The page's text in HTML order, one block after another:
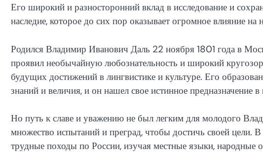
Его широкий и разносторонний вклад в исследование и
наследие, которое до сих пор оказывает огромное влияние на
Родился Владимир Иванович Даль 22 ноября 1801 года в
проявил необычайную любознательность и широкий
будущих достижений в лингвистике и культуре. Его
знаний и величия, и он нашел свое истинное предназначение
Но путь к славе и уважению не был легким для молодого
множество испытаний и преград, чтобы достичь своей цели.
трудные походы по России, изучая местные языки, народные